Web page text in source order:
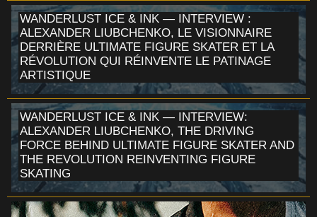
WANDERLUST ICE & INK — INTERVIEW :
ALEXANDER LIUBCHENKO, LE VISIONNAIRE
DERRIÈRE ULTIMATE FIGURE SKATER ET LA
RÉVOLUTION QUI RÉINVENTE LE PATINAGE
ARTISTIQUE
WANDERLUST ICE & INK — INTERVIEW:
ALEXANDER LIUBCHENKO, THE DRIVING
FORCE BEHIND ULTIMATE FIGURE SKATER AND
THE REVOLUTION REINVENTING FIGURE
SKATING